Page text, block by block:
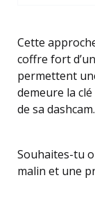
Cette
coffre fort
permettent
demeure la
de sa dashcam.
Souhaites-tu
malin et une